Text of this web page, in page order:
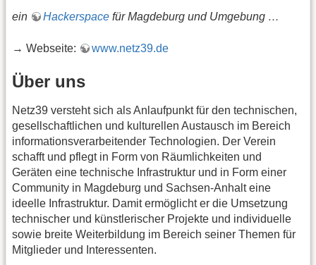
ein Hackerspace für Magdeburg und Umgebung …
→ Webseite: www.netz39.de
Über uns
Netz39 versteht sich als Anlaufpunkt für den technischen,
gesellschaftlichen und kulturellen Austausch im Bereich
informationsverarbeitender Technologien. Der Verein
schafft und pflegt in Form von Räumlichkeiten und
Geräten eine technische Infrastruktur und in Form einer
Community in Magdeburg und Sachsen-Anhalt eine
ideelle Infrastruktur. Damit ermöglicht er die Umsetzung
technischer und künstlerischer Projekte und individuelle
sowie breite Weiterbildung im Bereich seiner Themen für
Mitglieder und Interessenten.